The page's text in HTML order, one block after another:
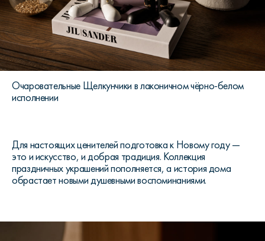
Очаровательные Щелкунчики в лаконичном чёрно-белом
исполнении
Для настоящих ценителей подготовка к Новому году —
это и искусство, и добрая традиция. Коллекция
праздничных украшений пополняется, а история дома
обрастает новыми душевными воспоминаниями.